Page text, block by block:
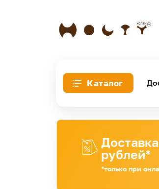
Каталог
рублей*
*только при